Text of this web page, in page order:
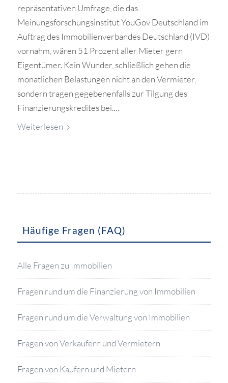
repräsentativen Umfrage, die das
Meinungsforschungsinstitut YouGov Deutschland im
Auftrag des Immobilienverbandes Deutschland (IVD)
vornahm, wären 51 Prozent aller Mieter gern
Eigentümer. Kein Wunder, schließlich gehen die
monatlichen Belastungen nicht an den Vermieter,
sondern tragen gegebenenfalls zur Tilgung des
Finanzierungskredites bei.…
Weiterlesen
Häufige Fragen (FAQ)
Alle Fragen zu Immobilien
Fragen rund um die Finanzierung von Immobilien
Fragen rund um die Verwaltung von Immobilien
Fragen von Verkäufern und Vermietern
Fragen von Käufern und Mietern